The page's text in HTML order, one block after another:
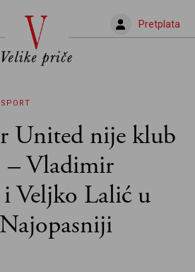
Pretplata
SPORT
United nije klub
– Vladimir
Veljko Lalić u